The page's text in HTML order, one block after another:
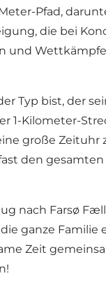
Pfad,
die bei
und
Typ bist, der
1-Kilometer-
große Zeituhr
den
nach Farsø
ganze Familie
Zeit